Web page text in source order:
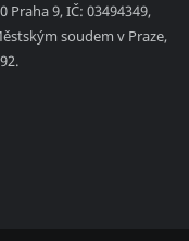
Praha 9, IČ: 03494349,
soudem v Praze,